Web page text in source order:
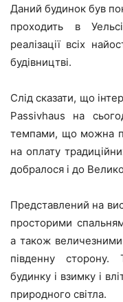
Даний будинок був
проходить в
реалізації всіх
будівництві.
Слід сказати, що
Passivhaus на
темпами, що можна
на оплату
добралося і до
Представлений на
просторими
а також
південну сторону.
будинку і взимку і
природного світла.